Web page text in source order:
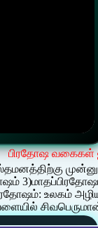
பிரதோஷ வகைகள்
உலகம்